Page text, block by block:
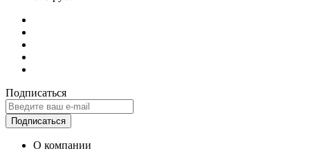
Подписаться
Подписаться
О компании